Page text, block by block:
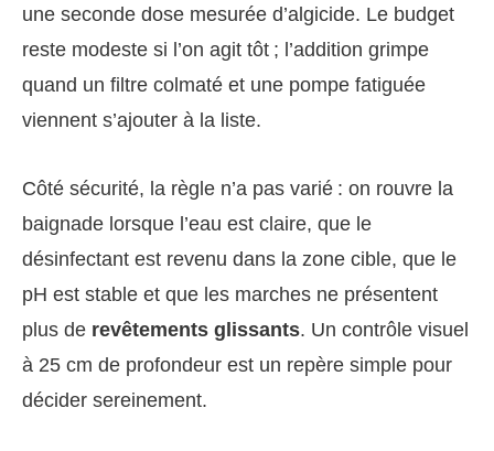
une seconde dose mesurée d’algicide. Le budget
reste modeste si l’on agit tôt ; l’addition grimpe
quand un filtre colmaté et une pompe fatiguée
viennent s’ajouter à la liste.
Côté sécurité, la règle n’a pas varié : on rouvre la
baignade lorsque l’eau est claire, que le
désinfectant est revenu dans la zone cible, que le
pH est stable et que les marches ne présentent
plus de revêtements glissants. Un contrôle visuel
à 25 cm de profondeur est un repère simple pour
décider sereinement.